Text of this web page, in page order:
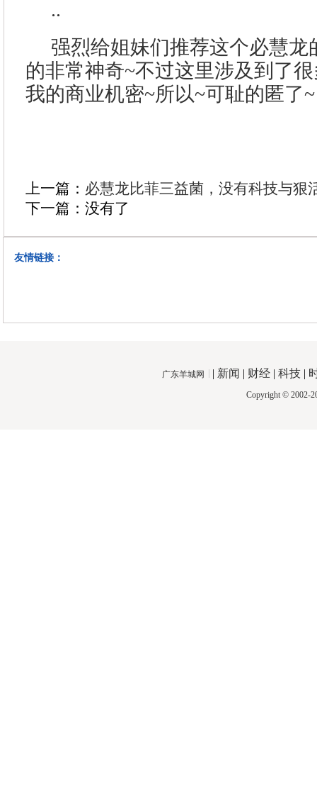
..
强烈给姐妹们推荐这个必慧龙
的非常神奇~不过这里涉及到了
我的商业机密~所以~可耻的匿了~
上一篇： 必慧龙比菲三益菌，没有科技与狠
下一篇：没有了
友情链接：
广东羊城网 | 新闻 | 财经 | 科技 |
Copyright © 2002-